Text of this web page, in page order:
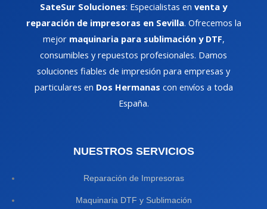
SateSur Soluciones: Especialistas en venta y
reparación de impresoras en Sevilla. Ofrecemos la
mejor maquinaria para sublimación y DTF,
consumibles y repuestos profesionales. Damos
soluciones fiables de impresión para empresas y
particulares en Dos Hermanas con envíos a toda
España.
NUESTROS SERVICIOS
Reparación de Impresoras
Maquinaria DTF y Sublimación